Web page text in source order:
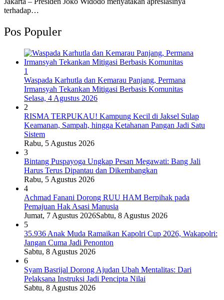
terhadap…
Pos Populer
1
Waspada Karhutla dan Kemarau Panjang, Permana
Irmansyah Tekankan Mitigasi Berbasis Komunitas
Selasa, 4 Agustus 2026
2
RISMA TERPUKAU! Kampung Kecil di Jaksel Sulap
Keamanan, Sampah, hingga Ketahanan Pangan Jadi Satu
Sistem
Rabu, 5 Agustus 2026
3
Bintang Puspayoga Ungkap Pesan Megawati: Bang Jali
Harus Terus Dipantau dan Dikembangkan
Rabu, 5 Agustus 2026
4
Achmad Fanani Dorong RUU HAM Berpihak pada
Pemajuan Hak Asasi Manusia
Jumat, 7 Agustus 2026Sabtu, 8 Agustus 2026
5
35.936 Anak Muda Ramaikan Kapolri Cup 2026, Wakapolri:
Jangan Cuma Jadi Penonton
Sabtu, 8 Agustus 2026
6
Syam Basrijal Dorong Ajudan Ubah Mentalitas: Dari
Pelaksana Instruksi Jadi Pencipta Nilai
Sabtu, 8 Agustus 2026